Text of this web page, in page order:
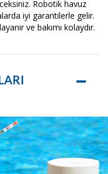
Robotik havuz
iyi garantilerle gelir.
ve bakımı kolaydır.
–